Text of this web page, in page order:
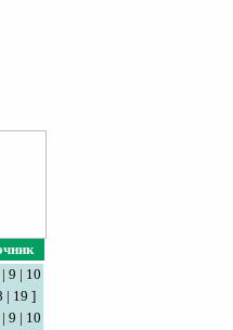
| 9 | 10
| 19 ]
| 9 | 10